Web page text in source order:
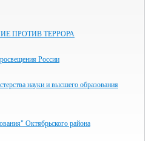
ПРОТИВ ТЕРРОРА
России
науки и высшего образования
Октябрьского района